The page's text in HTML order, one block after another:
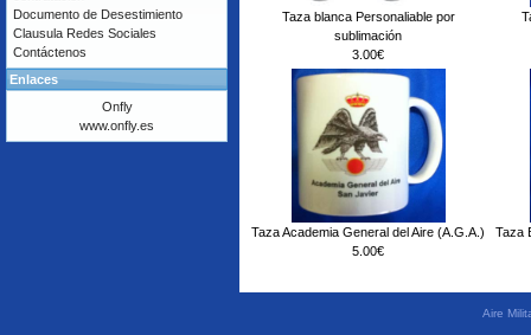
Taza blanca Personaliable por
sublimación
3.00€
Taza Academia General del Aire (A.G.A.)
5.00€
Taza
Documento de Desestimiento
Clausula Redes Sociales
Contáctenos
Enlaces
Onfly
www.onfly.es
Aire